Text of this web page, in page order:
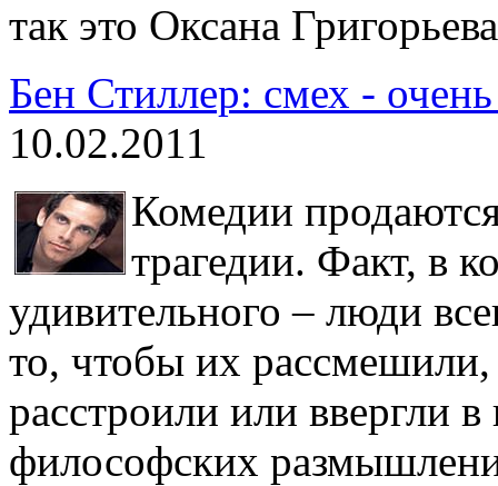
так это Оксана
Бен Стиллер: смех -
10.02.2011
Комедии
трагедии. Факт, в
удивительного – люди
то, чтобы их
расстроили или ввергли
философских